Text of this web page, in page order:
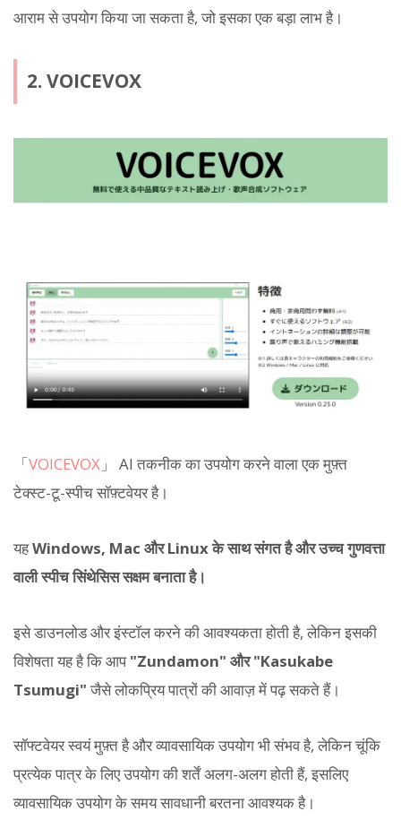
आराम से उपयोग किया जा सकता है, जो इसका एक बड़ा लाभ है।
2. VOICEVOX
「VOICEVOX 」 AI तकनीक का उपयोग करने वाला एक मुफ़्त
टेक्स्ट-टू-स्पीच सॉफ़्टवेयर है।
यहWindows, Mac और Linux के साथ संगत है और उच्च गुणवत्ता
वाली स्पीच सिंथेसिस सक्षम बनाता है।
इसे डाउनलोड और इंस्टॉल करने की आवश्यकता होती है, लेकिन इसकी
विशेषता यह है कि आप"Zundamon" और "Kasukabe
Tsumugi"जैसे लोकप्रिय पात्रों की आवाज़ में पढ़ सकते हैं।
सॉफ्टवेयर स्वयं मुफ़्त है और व्यावसायिक उपयोग भी संभव है, लेकिन चूंकि
प्रत्येक पात्र के लिए उपयोग की शर्तें अलग-अलग होती हैं, इसलिए
व्यावसायिक उपयोग के समय सावधानी बरतना आवश्यक है।